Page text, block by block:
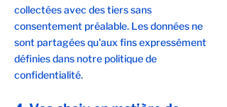
collectées avec des tiers sans
consentement préalable. Les données ne
sont partagées qu'aux fins expressément
définies dans notre politique de
confidentialité.